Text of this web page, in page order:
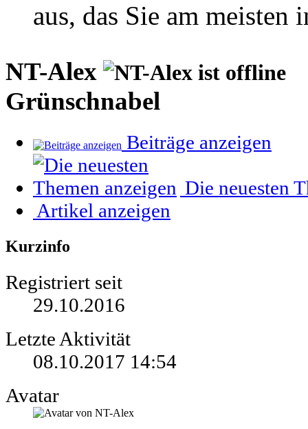
aus, das Sie am meisten
NT-Alex
Grünschnabel
Beiträge anzeigen
Die neuesten
Artikel anzeigen
Kurzinfo
Registriert seit
29.10.2016
Letzte Aktivität
08.10.2017 14:54
Avatar